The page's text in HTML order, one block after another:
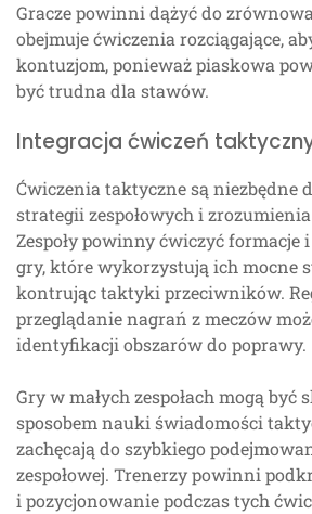
Gracze powinni dążyć do
obejmuje ćwiczenia rozciągające,
kontuzjom, ponieważ piaskowa
być trudna dla stawów.
Integracja ćwiczeń
Ćwiczenia taktyczne są niezbędne
strategii zespołowych i
Zespoły powinny ćwiczyć formacje
gry, które wykorzystują ich mocne
kontrując taktyki przeciwników.
przeglądanie nagrań z meczów
identyfikacji obszarów do poprawy.
Gry w małych zespołach mogą być
sposobem nauki świadomości
zachęcają do szybkiego
zespołowej. Trenerzy powinni
i pozycjonowanie podczas tych